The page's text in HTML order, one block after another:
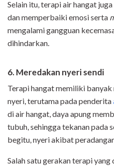
Selain itu, terapi air hangat
dan memperbaiki emosi serta
mengalami gangguan
dihindarkan.
6. Meredakan nyeri sendi
Terapi hangat memiliki
nyeri, terutama pada penderita
di air hangat, daya apung
tubuh, sehingga tekanan pada
begitu, nyeri akibat
Salah satu gerakan terapi